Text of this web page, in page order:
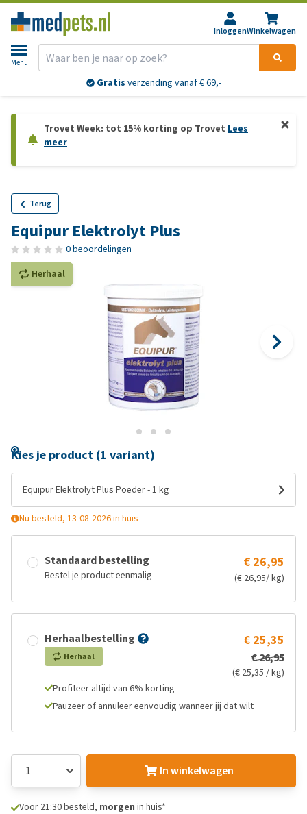
InloggenWinkelwagen
Menu
Gratis verzending vanaf € 69,-
Trovet Week: tot 15% korting op Trovet Lees
meer
Terug
Equipur Elektrolyt Plus
0 beoordelingen
Herhaal
Kies je product (1 variant)
Equipur Elektrolyt Plus Poeder - 1 kg
Nu besteld, 13-08-2026 in huis
Standaard bestelling
Bestel je product eenmalig
€ 26,95
(€ 26,95/ kg)
Herhaalbestelling
Herhaal
€ 25,35
€ 26,95
(€ 25,35 / kg)
Profiteer altijd van 6% korting
Pauzeer of annuleer eenvoudig wanneer jij dat wilt
In winkelwagen
Voor 21:30 besteld, morgen in huis*